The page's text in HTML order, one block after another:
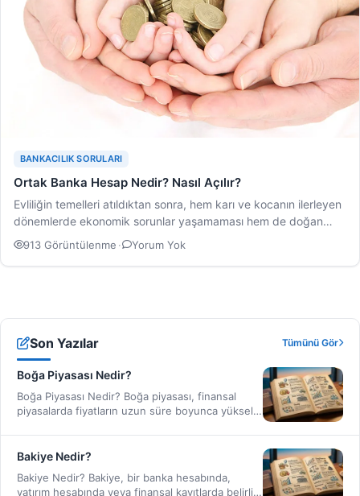
BANKACILIK SORULARI
Ortak Banka Hesap Nedir? Nasıl Açılır?
Evliliğin temelleri atıldıktan sonra, hem karı ve kocanın ilerleyen
dönemlerde ekonomik sorunlar yaşamaması hem de doğan…
913 Görüntülenme · Yorum Yok
Son Yazılar Tümünü Gör
Boğa Piyasası Nedir?
Boğa Piyasası Nedir? Boğa piyasası, finansal
piyasalarda fiyatların uzun süre boyunca yükseliş
Bakiye Nedir?
Bakiye Nedir? Bakiye, bir banka hesabında,
yatırım hesabında veya finansal kayıtlarda belirli